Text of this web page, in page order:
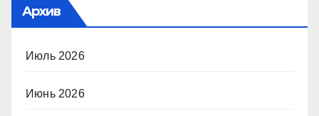
Архив
Июль 2026
Июнь 2026